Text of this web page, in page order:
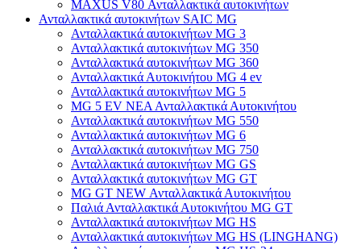
MAXUS V80 Ανταλλακτικά αυτοκινήτων
Ανταλλακτικά αυτοκινήτων SAIC MG
Ανταλλακτικά αυτοκινήτων MG 3
Ανταλλακτικά αυτοκινήτων MG 350
Ανταλλακτικά αυτοκινήτων MG 360
Ανταλλακτικά Αυτοκινήτου MG 4 ev
Ανταλλακτικά αυτοκινήτων MG 5
MG 5 EV ΝΕΑ Ανταλλακτικά Αυτοκινήτου
Ανταλλακτικά αυτοκινήτων MG 550
Ανταλλακτικά αυτοκινήτων MG 6
Ανταλλακτικά αυτοκινήτων MG 750
Ανταλλακτικά αυτοκινήτων MG GS
Ανταλλακτικά αυτοκινήτων MG GT
MG GT NEW Ανταλλακτικά Αυτοκινήτου
Παλιά Ανταλλακτικά Αυτοκινήτου MG GT
Ανταλλακτικά αυτοκινήτων MG HS
Ανταλλακτικά αυτοκινήτων MG HS (LINGHANG)